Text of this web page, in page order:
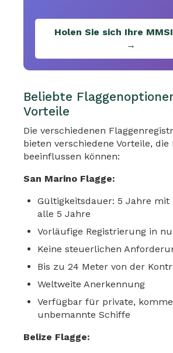
Holen Sie sich Ihre
→
Beliebte
Vorteile
Die verschiedenen
bieten verschiedene Vorteile, die
beeinflussen können:
San Marino Flagge:
Gültigkeitsdauer: 5 Jahre mit
alle 5 Jahre
Vorläufige Registrierung in
Keine steuerlichen
Bis zu 24 Meter von der
Weltweite Anerkennung
Verfügbar für private,
unbemannte Schiffe
Belize Flagge: